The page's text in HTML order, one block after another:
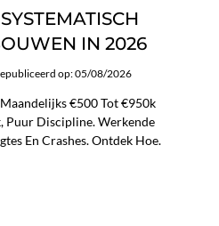
IN 2026
op: 05/08/2026
€500 Tot €950k
Puur Discipline. Werkende
En Crashes. Ontdek Hoe.